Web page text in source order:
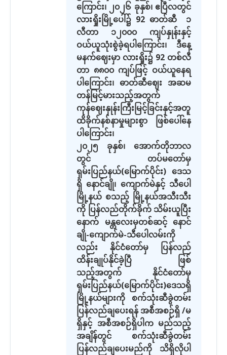
ကြောင်း၊ ၂၀၂၆ ခုနှစ်၊ ဧပြီလတွင်
လားရှိုးမြို့ပေါ်၌ 92 ဓာတ်ဆီ ၁
လီတာ ၁၂၀၀၀ ကျပ်နှုန်းနှင့်
ဝယ်ယူသုံးစွဲခဲ့ရပါကြောင်း၊ ဒီနေ့
မနက်ဈေးမှာ လားရှိုး၌ 92 တစ်လီ
တာ ၈၈၀၀ ကျပ်ဖြင့် ဝယ်ယူနေရ
ပါကြောင်း၊ ဓာတ်ဆီဈေး အဆမ
တန်မြင့်မားသည့်အတွက်
ကုန်ဈေးနှုန်းကြီးမြင့်ခြင်းနှင့်အတူ
ထိခိုက်နစ်နာမှုများစွာ ဖြစ်ပေါ်နေ
ပါကြောင်း၊
၂၀၂၅ ခုနှစ်၊ အောက်တိုဘာလ
တွင် တပ်မတော်မှ
ရှမ်းပြည်နယ်(မြောက်ပိုင်း) ဒေသ
ရှိ နောင်ချို၊ ကျောက်မဲနှင့် သီပေါ
မြို့နယ် စသည့် မြို့နယ်အသီးသီး
ကို ပြန်လည်တိုက်ခိုက် သိမ်းယူပြီး
နောက် မန္တလေးမှတစ်ဆင့် နောင်
ချို-ကျောက်မဲ-သီပေါလမ်းကို
လည်း နိုင်ငံတော်မှ ပြန်လည်
ထိန်းချုပ်နိုင်ခဲ့ပြီ ဖြစ်
သည့်အတွက် နိုင်ငံတော်မှ
ရှမ်းပြည်နယ်(မြောက်ပိုင်း)ဒေသရှိ
မြို့နယ်များကို စက်သုံးဆီခွဲတမ်း
ပြန်လည်ချပေးရန် အစီအစဉ်ရှိ /မ
ရှိနှင့် အစီအစဉ်ရှိပါက မည်သည့်
အချိန်တွင် စက်သုံးဆီခွဲတမ်း
ပြန်လည်ချပေးမည်ကို သိရှိလိုပါ